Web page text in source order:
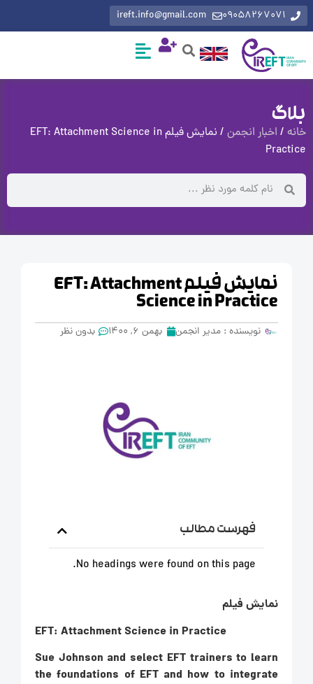
ireft.info@gmail.com
اخبار انجمن
/ نمایش فیلم EFT: Attachment Science in
نمایش فیلم EFT: Attachment
Science in Practice
نویسنده :مدیر انجمن بهمن 6, 1400 بدون نظر
فهرست مطالب
No headings were found on this page.
نمایش فیلم
EFT: Attachment Science in Practice
Sue Johnson and select EFT trainers to learn
the foundations of EFT and how to integrate